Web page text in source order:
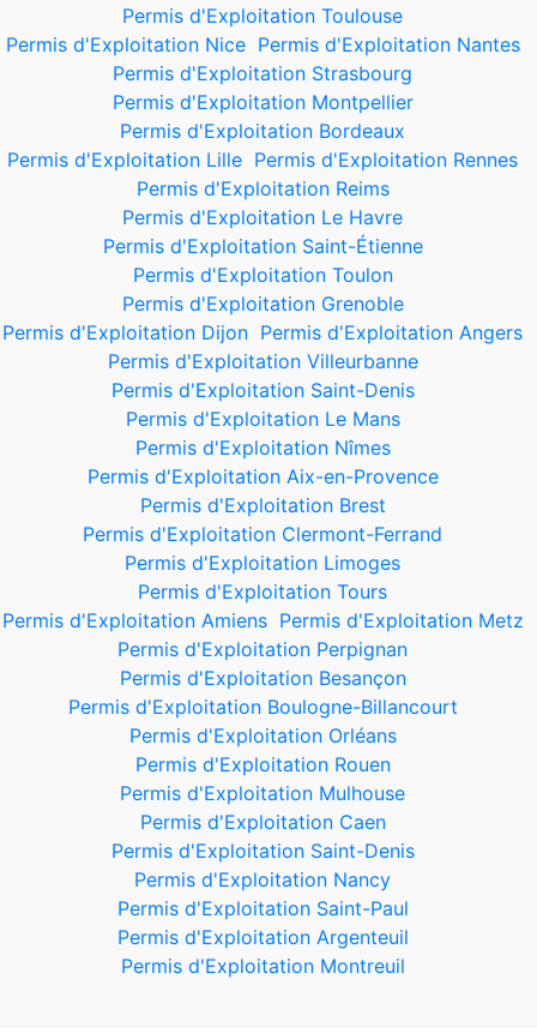
Permis d'Exploitation Toulouse
Permis d'Exploitation Nice Permis d'Exploitation Nantes
Permis d'Exploitation Strasbourg
Permis d'Exploitation Montpellier
Permis d'Exploitation Bordeaux
Permis d'Exploitation Lille Permis d'Exploitation Rennes
Permis d'Exploitation Reims
Permis d'Exploitation Le Havre
Permis d'Exploitation Saint-Étienne
Permis d'Exploitation Toulon
Permis d'Exploitation Grenoble
Permis d'Exploitation Dijon Permis d'Exploitation Angers
Permis d'Exploitation Villeurbanne
Permis d'Exploitation Saint-Denis
Permis d'Exploitation Le Mans
Permis d'Exploitation Nîmes
Permis d'Exploitation Aix-en-Provence
Permis d'Exploitation Brest
Permis d'Exploitation Clermont-Ferrand
Permis d'Exploitation Limoges
Permis d'Exploitation Tours
Permis d'Exploitation Amiens Permis d'Exploitation Metz
Permis d'Exploitation Perpignan
Permis d'Exploitation Besançon
Permis d'Exploitation Boulogne-Billancourt
Permis d'Exploitation Orléans
Permis d'Exploitation Rouen
Permis d'Exploitation Mulhouse
Permis d'Exploitation Caen
Permis d'Exploitation Saint-Denis
Permis d'Exploitation Nancy
Permis d'Exploitation Saint-Paul
Permis d'Exploitation Argenteuil
Permis d'Exploitation Montreuil